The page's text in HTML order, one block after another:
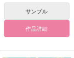
サンプル
作品詳細